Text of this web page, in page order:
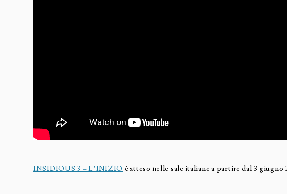
INSIDIOUS 3 – L’INIZIO è atteso nelle sale italiane a partire dal 3 giugno